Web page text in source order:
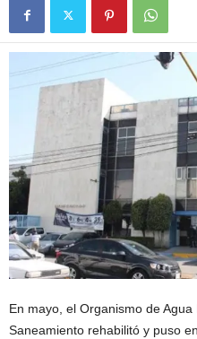
En mayo, el Organismo de
Saneamiento rehabilitó y puso